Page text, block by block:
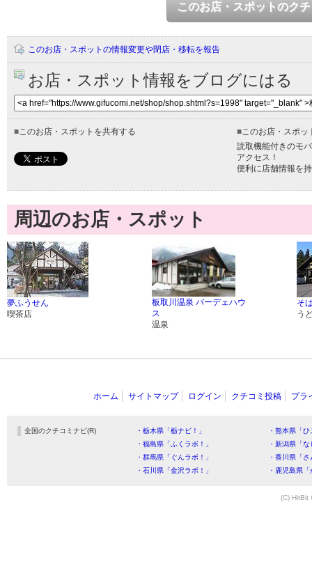
このお店・スポットのク
このお店・スポットの情報変更や閉店・移転を報告
お店・スポット情報をブログにはる
■このお店・スポットを共有する ■このお店・スポッ
読取機能付きのモ
アクセス！
便利に店舗情報を
周辺のお店・スポット
夢ふうせん
喫茶店
板取川温泉 バーデェハウ
ス
温泉
そ
う
ホーム サイトマップ ログイン クチコミ投稿 プラ
全国のクチコミナビ(R) ・栃木県「栃ナビ！」
・熊本県「
・福島県「ふくラボ！」
・新潟県「
・群馬県「ぐんラボ！」
・香川県「
・石川県「金沢ラボ！」
・鹿児島県
(C) HitBit